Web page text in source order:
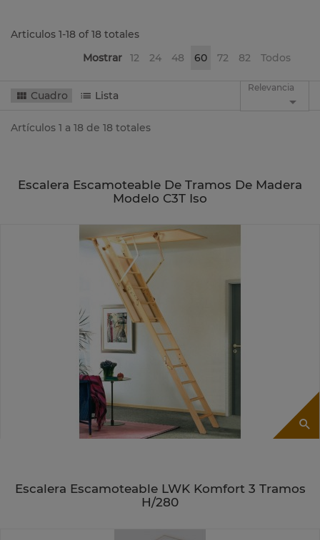
Articulos 1-18 of 18 totales
12
24 48 60 72 82 Todos
Mostrar
Cuadro Lista
Relevancia

Artículos 1 a 18 de 18 totales
Escalera Escamoteable De Tramos De Madera
Modelo C3T Iso
Escalera Escamoteable LWK Komfort 3 Tramos
H/280